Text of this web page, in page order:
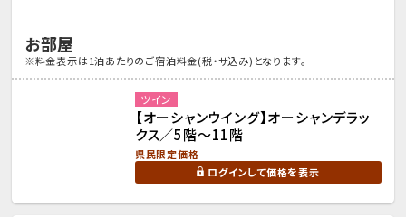
お部屋
※料金表示は1泊あたりのご宿泊料金(税・サ込み)となります。
ツイン
【オーシャンウイング】オーシャンデラッ
クス／5階～11階
県民限定価格
ログインして価格を表示